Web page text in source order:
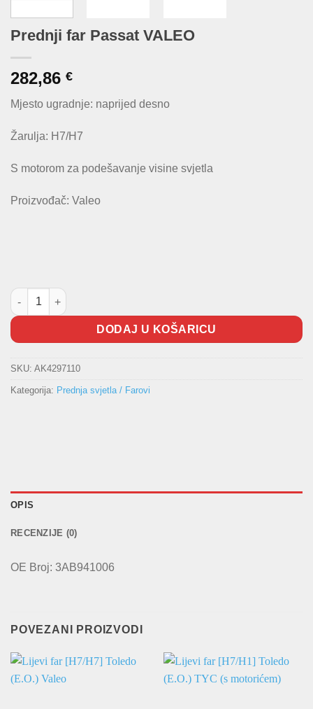
Prednji far Passat VALEO
282,86 €
Mjesto ugradnje: naprijed desno
Žarulja: H7/H7
S motorom za podešavanje visine svjetla
Proizvođač: Valeo
Prednji far Passat VALEO količina
DODAJ U KOŠARICU
SKU: AK4297110
Kategorija: Prednja svjetla / Farovi
OPIS
RECENZIJE (0)
OE Broj: 3AB941006
POVEZANI PROIZVODI